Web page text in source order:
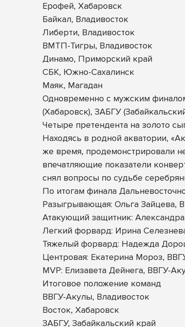
Ерофей, Хабаровск
Байкал, Владивосток
Либерти, Владивосток
ВМТП-Тигры, Владивосток
Динамо, Приморский край
СБК, Южно-Сахалинск
Маяк, Магадан
Одновременно с мужским
(Хабаровск), ЗАБГУ
Четыре претендента на золото
Находясь в родной акватории,
же время, продемонстрировали
впечатляющие показатели
снял вопросы по судьбе
По итогам финала
Разыгрывающая: Ольга Зайцева,
Атакующий защитник: Александра
Легкий форвард: Ирина
Тяжелый форвард: Надежда
Центровая: Екатерина Мороз,
MVP: Елизавета Дейнега, ВВГУ-
Итоговое положение команд
ВВГУ-Акулы, Владивосток
Восток, Хабаровск
ЗАБГУ, Забайкальский край